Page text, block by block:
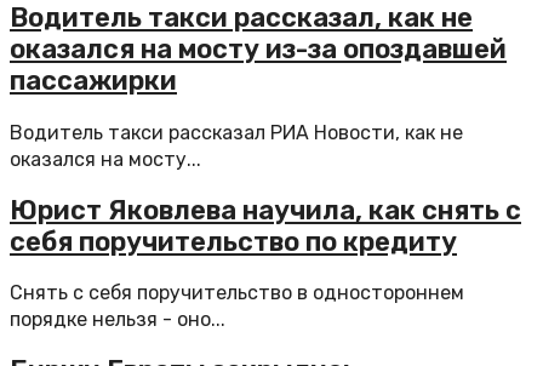
Водитель такси рассказал, как не
оказался на мосту из-за опоздавшей
пассажирки
Водитель такси рассказал РИА Новости, как не
оказался на мосту...
Юрист Яковлева научила, как снять с
себя поручительство по кредиту
Снять с себя поручительство в одностороннем
порядке нельзя - оно...